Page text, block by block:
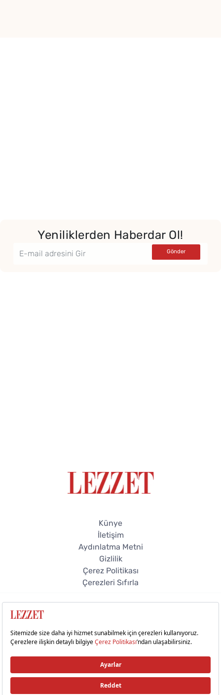
Yeniliklerden Haberdar Ol!
Künye
İletişim
Aydınlatma Metni
Gizlilik
Çerez Politikası
Çerezleri Sıfırla
© 2026 Lezzet Online. Tüm hakları saklıdır.